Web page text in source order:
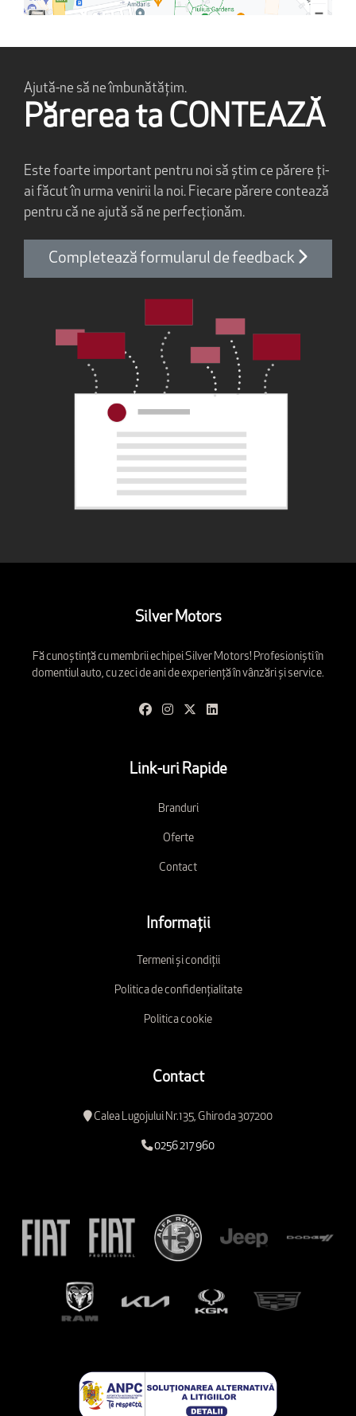
Ajută-ne să ne îmbunătățim.
Părerea ta CONTEAZĂ
Este foarte important pentru noi să știm ce părere ți-
ai făcut în urma venirii la noi. Fiecare părere contează
pentru că ne ajută să ne perfecționăm.
Completează formularul de feedback
Silver Motors
Fă cunoștință cu membrii echipei Silver Motors! Profesioniști în
domentiul auto, cu zeci de ani de experiență în vânzări și service.
Link-uri Rapide
Branduri
Oferte
Contact
Informații
Termeni și condiții
Politica de confidențialitate
Politica cookie
Contact
Calea Lugojului Nr.135, Ghiroda 307200
0256 217 960